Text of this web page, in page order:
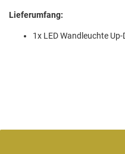
Lieferumfang:
1x LED Wandleuchte